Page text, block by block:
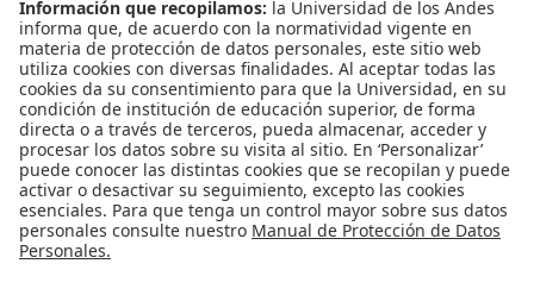
Convivencia y transparencia
Emergencias: Extensión 0000
Eventos destacados
Mapa del Sitio
Multimedia
Noticias
Preguntas frecuentes